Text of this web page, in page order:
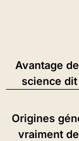
Avantage
science
Origines
vraiment